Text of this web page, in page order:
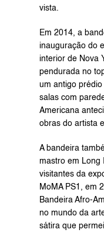
vista.
Em 2014, a
inauguração do
interior de Nova
pendurada no
um antigo
salas com
Americana
obras do artista
A bandeira
mastro em Long
visitantes da
MoMA PS1, em
Bandeira Afro-
no mundo da
sátira que